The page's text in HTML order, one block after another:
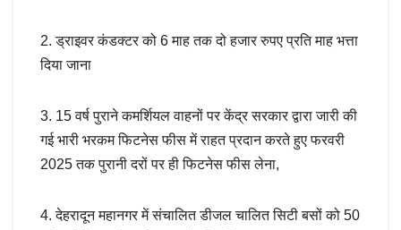
2. ड्राइवर कंडक्टर को 6 माह तक दो हजार रुपए प्रति माह भत्ता
दिया जाना
3. 15 वर्ष पुराने कमर्शियल वाहनों पर केंद्र सरकार द्वारा जारी की
गई भारी भरकम फिटनेस फीस में राहत प्रदान करते हुए फरवरी
2025 तक पुरानी दरों पर ही फिटनेस फीस लेना,
4. देहरादून महानगर में संचालित डीजल चालित सिटी बसों को 50